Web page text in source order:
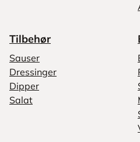
Tilbehør
Sauser
Dressinger
Dipper
Salat